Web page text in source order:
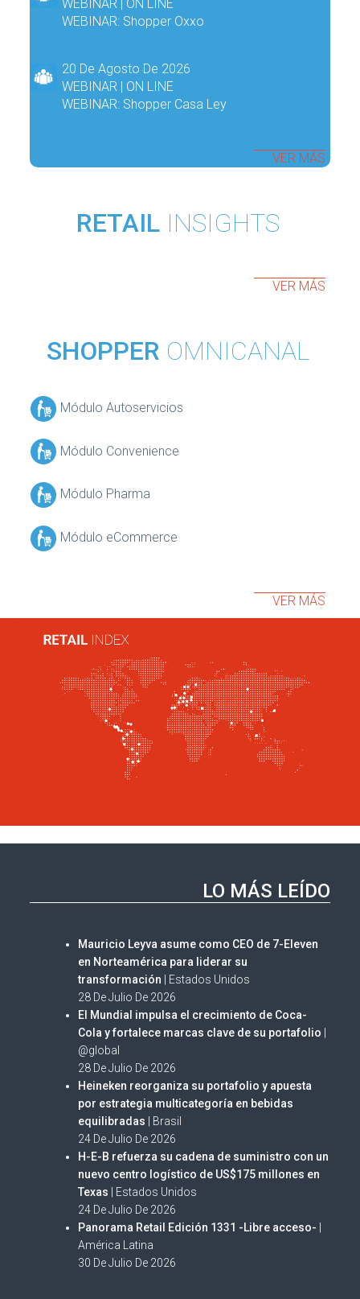
WEBINAR | ON LINE
WEBINAR: Shopper Oxxo
20 De Agosto De 2026
WEBINAR | ON LINE
WEBINAR: Shopper Casa Ley
VER MÁS
RETAILINSIGHTS
VER MÁS
SHOPPER OMNICANAL
Módulo Autoservicios
Módulo Convenience
Módulo Pharma
Módulo eCommerce
VER MÁS
LO MÁS LEÍDO
Mauricio Leyva asume como CEO de 7-Eleven
en Norteamérica para liderar su
transformación | Estados Unidos
28 De Julio De 2026
El Mundial impulsa el crecimiento de Coca-
Cola y fortalece marcas clave de su portafolio
@global
28 De Julio De 2026
Heineken reorganiza su portafolio y apuesta
por estrategia multicategoría en bebidas
equilibradas | Brasil
24 De Julio De 2026
H-E-B refuerza su cadena de suministro con un
nuevo centro logístico de US$175 millones en
Texas | Estados Unidos
24 De Julio De 2026
Panorama Retail Edición 1331 -Libre acceso-
América Latina
30 De Julio De 2026